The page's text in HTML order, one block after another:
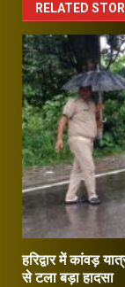
RELATED
हरिद्वार में कांवड़
से टला बड़ा हादसा